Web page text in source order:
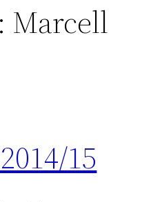
Marcell
15